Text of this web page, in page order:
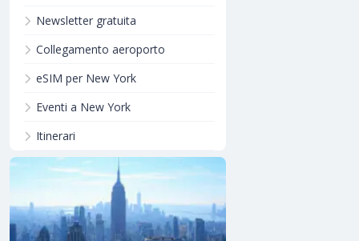
Newsletter gratuita
Collegamento aeroporto
eSIM per New York
Eventi a New York
Itinerari